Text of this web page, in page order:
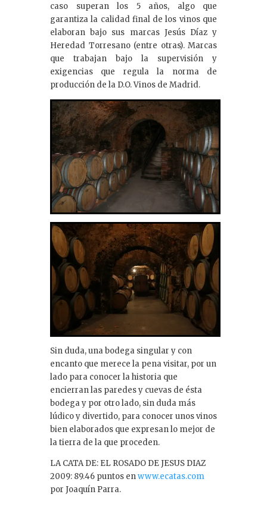
caso superan los 5 años, algo que
garantiza la calidad final de los vinos que
elaboran bajo sus marcas Jesús Díaz y
Heredad Torresano (entre otras). Marcas
que trabajan bajo la supervisión y
exigencias que regula la norma de
producción de la D.O. Vinos de Madrid.
Sin duda, una bodega singular y con
encanto que merece la pena visitar, por un
lado para conocer la historia que
encierran las paredes y cuevas de ésta
bodega y por otro lado, sin duda más
lúdico y divertido, para conocer unos vinos
bien elaborados que expresan lo mejor de
la tierra de la que proceden.
LA CATA DE: EL ROSADO DE JESUS DIAZ
2009: 89.46 puntos enwww.ecatas.com
por Joaquín Parra.